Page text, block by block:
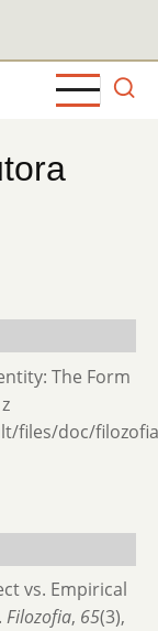
The Form
files/doc/
vs. Empirical
Filozofia, 65(3),